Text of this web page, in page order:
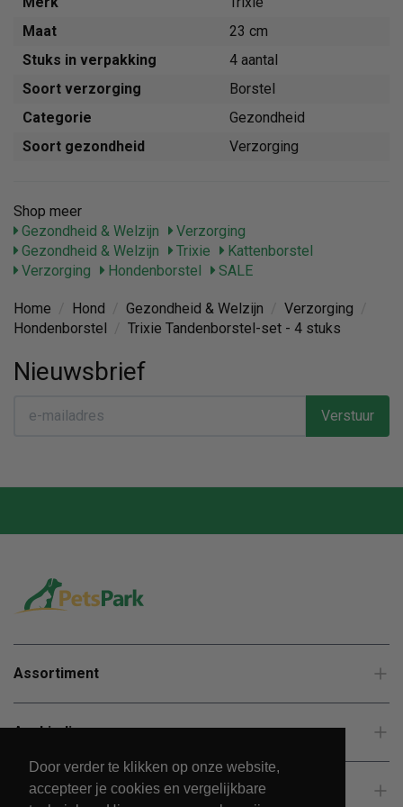
Door verder te klikken op onze website,
accepteer je cookies en vergelijkbare
Maat
23 cm
Stuks in verpakking
4 aantal
Soort verzorging
Borstel
Categorie
Gezondheid
Soort gezondheid
Verzorging
Shop meer
Gezondheid & Welzijn
Verzorging
Gezondheid & Welzijn
Trixie
Kattenborstel
Verzorging
Hondenborstel SALE
Home Hond Gezondheid & Welzijn Verzorging
Hondenborstel
Trixie Tandenborstel-set - 4 stuks
Nieuwsbrief
Verstuur
Assortiment
Aanbiedingen
Klantenservice